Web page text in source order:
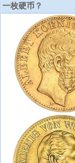
一枚硬币？